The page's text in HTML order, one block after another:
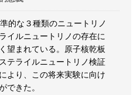
的な３種類のニュートリノ
イルニュートリノの存在に
望まれている。原子核乾板
テライルニュートリノ検証
より、この将来実験に向け
できた。